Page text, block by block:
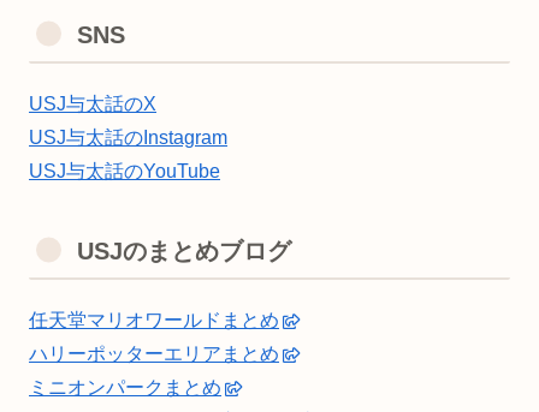
SNS
USJ与太話のX
USJ与太話のInstagram
USJ与太話のYouTube
USJのまとめブログ
任天堂マリオワールドまとめ
ハリーポッターエリアまとめ
ミニオンパークまとめ